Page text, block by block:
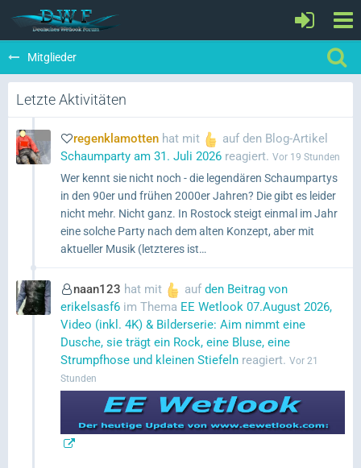
Mitglieder
Letzte Aktivitäten
regenklamotten hat mit
auf den Blog-Artikel
Schaumparty am 31. Juli 2026 reagiert. Vor 19 Stunden
Wer kennt sie nicht noch - die legendären Schaumpartys
in den 90er und frühen 2000er Jahren? Die gibt es leider
nicht mehr. Nicht ganz. In Rostock steigt einmal im Jahr
eine solche Party nach dem alten Konzept, aber mit
aktueller Musik (letzteres ist…
naan123 hat mit auf den Beitrag von
erikelsasf6 im Thema EE Wetlook 07.August 2026,
Video (inkl. 4K) & Bilderserie: Aim nimmt eine
Dusche, sie trägt ein Rock, eine Bluse, eine
Strumpfhose und kleinen Stiefeln reagiert. Vor 21
Stunden